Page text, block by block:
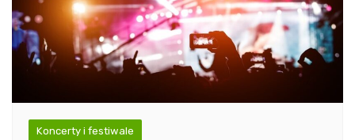
Koncerty i festiwale